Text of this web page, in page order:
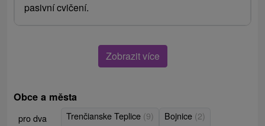
pasivní cvičení.
Zobrazit více
Obce a města
pro dva Trenčianske Teplice (9) Bojnice (2)